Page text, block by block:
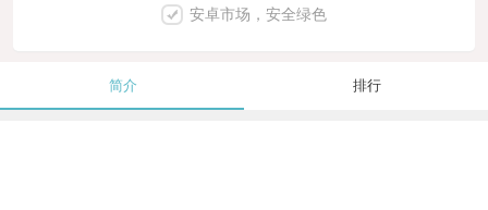
安卓市场，安全绿色
简介 排行